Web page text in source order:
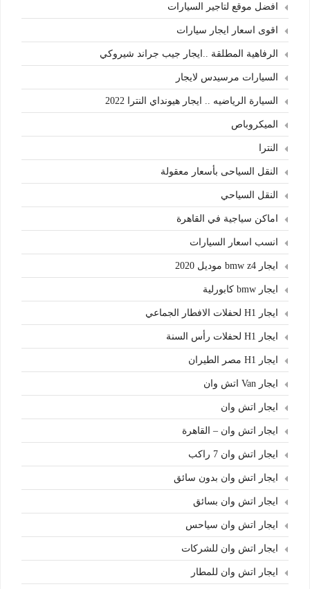
افضل موقع لتاجير السيارات
اقوى اسعار ايجار سيارات
الرفاهية المطلقة ..ايجار جيب جراند شيروكي
السيارات مرسيدس لايجار
السيارة الرياضيه .. ايجار هيونداي النترا 2022
الميكروباص
النترا
النقل السياحى بأسعار معقولة
النقل السياحي
اماكن سياجية في القاهرة
انسب اسعار السيارات
ايجار bmw z4 موديل 2020
ايجار bmw كابورلية
ايجار H1 لحفلات الافطار الجماعي
ايجار H1 لحفلات رأس السنة
ايجار H1 مصر الطيران
ايجار Van اتش وان
ايجار اتش وان
ايجار اتش وان – القاهرة
ايجار اتش وان 7 راكب
ايجار اتش وان بدون سائق
ايجار اتش وان بسائق
ايجار اتش وان سياحس
ايجار اتش وان للشركات
ايجار اتش وان للمطار